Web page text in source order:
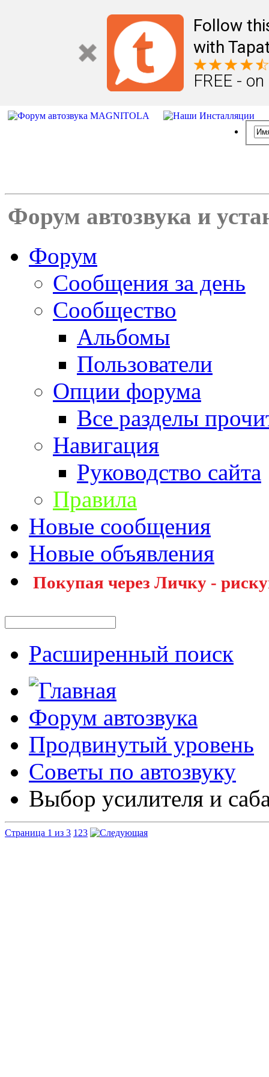
Follow
with
FREE -
Форум автозвука и
Форум
Сообщения за день
Сообщество
Альбомы
Пользователи
Опции форума
Все разделы
Навигация
Руководство сайта
Правила
Новые сообщения
Новые объявления
Покупая через Личку -
Расширенный поиск
Форум автозвука
Продвинутый уровень
Советы по автозвуку
Выбор усилителя и
Страница 1 из 3 1 23